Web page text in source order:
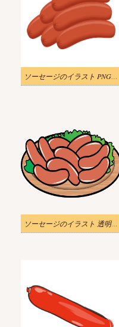
ソーセージのイラスト PNG イメージ
ソーセージのイラスト 透明 PNG